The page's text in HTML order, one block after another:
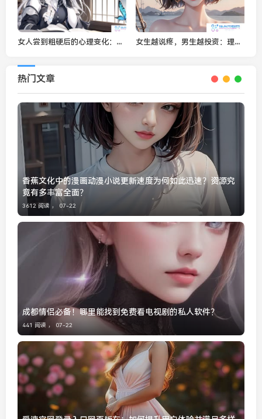
女人尝到粗硬后的心理变化：是探索的满足还是未知的挑战？ 女生越说疼，男生越投资：理财电视剧里的财富之道，你准备好了吗？
热门文章
香蕉文化中的漫画动漫小说更新速度为何如此迅速？资源究
竟有多丰富全面？
3612 阅读 ， 07-22
成都情侣必备！哪里能找到免费看电视剧的私人软件？
441 阅读 ， 07-22